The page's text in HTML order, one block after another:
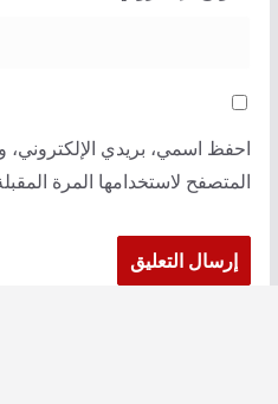
احفظ اسمي، بريدي الإلكتروني،
المتصفح لاستخدامها المرة